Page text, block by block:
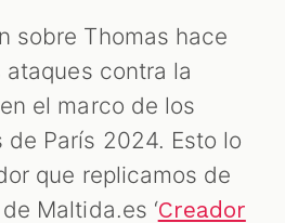
sobre Thomas hace
contra la
el marco de los
de París 2024. Esto lo
que replicamos de
Maltida.es ‘Creador